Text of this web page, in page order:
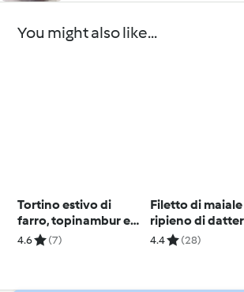
You might also like...
Tortino estivo di
farro, topinambur e
mazzancolle
4.6 (7)
Filetto di maiale
ripieno di
salsa allo
4.4 (28)